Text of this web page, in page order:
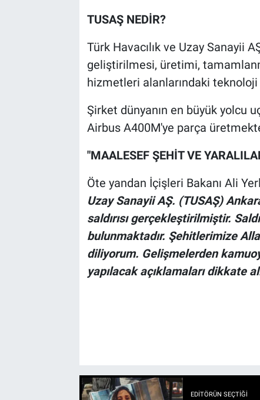
TUSAŞ NEDİR?
Türk Havacılık ve Uzay Sanayii
geliştirilmesi, üretimi,
hizmetleri alanlarındaki
Şirket dünyanın en büyük yolcu
Airbus A400M'ye parça
"MAALESEF ŞEHİT VE
Öte yandan İçişleri Bakanı Ali
Uzay Sanayii AŞ. (TUSAŞ)
saldırısı gerçekleştirilmiştir.
bulunmaktadır. Şehitlerimize
diliyorum. Gelişmelerden
yapılacak açıklamaları dikkate
EDITÖRÜN SEÇTIĞI